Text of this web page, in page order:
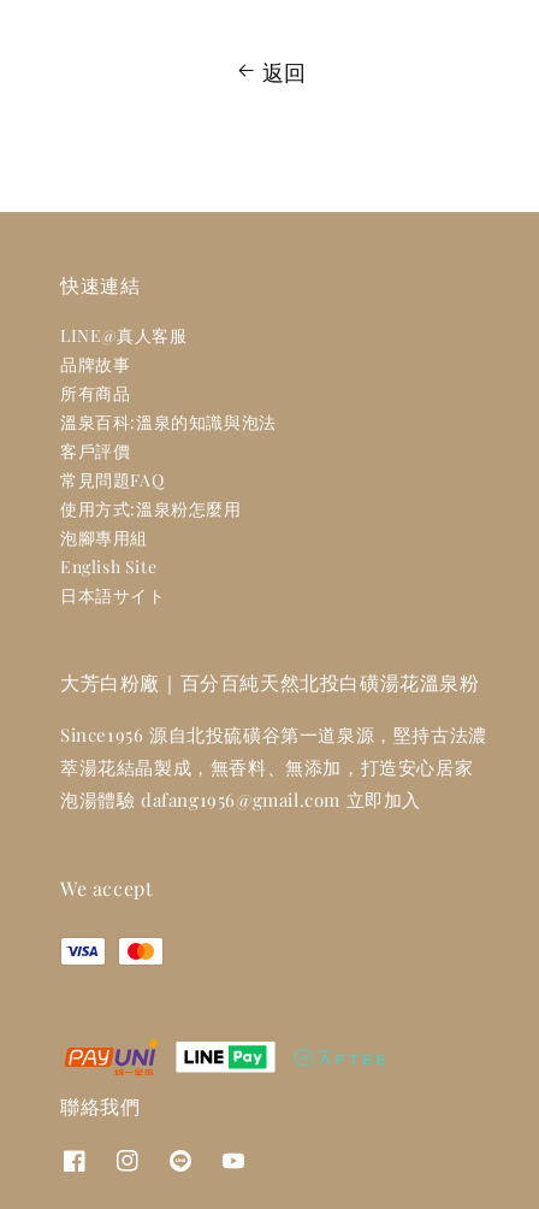
返回
快速連結
LINE@真人客服
品牌故事
所有商品
溫泉百科:溫泉的知識與泡法
客戶評價
常見問題FAQ
使用方式:溫泉粉怎麼用
泡腳專用組
English Site
日本語サイト
大芳白粉廠｜百分百純天然北投白磺湯花溫泉粉
Since1956 源自北投硫磺谷第一道泉源，堅持古法濃
萃湯花結晶製成，無香料、無添加，打造安心居家
泡湯體驗 dafang1956@gmail.com 立即加入
We accept
聯絡我們